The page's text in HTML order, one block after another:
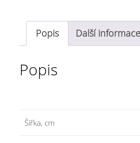
Popis Další informace
Popis
Šířka, cm